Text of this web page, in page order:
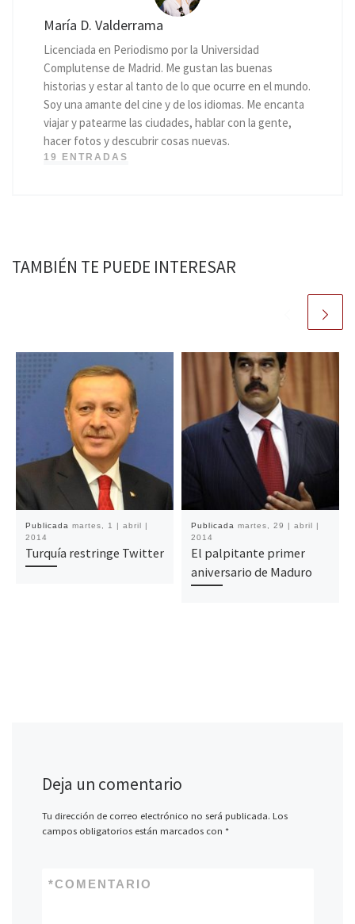
María D. Valderrama
Licenciada en Periodismo por la Universidad
Complutense de Madrid. Me gustan las buenas
historias y estar al tanto de lo que ocurre en el mundo.
Soy una amante del cine y de los idiomas. Me encanta
viajar y patearme las ciudades, hablar con la gente,
hacer fotos y descubrir cosas nuevas.
19 ENTRADAS
TAMBIÉN TE PUEDE INTERESAR
Publicada martes, 1 | abril |
2014
Turquía restringe Twitter
Publicada martes, 29 | abril |
2014
El palpitante primer
aniversario de Maduro
Deja un comentario
Tu dirección de correo electrónico no será publicada. Los
campos obligatorios están marcados con *
COMENTARIO
*